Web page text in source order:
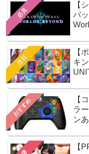
必見
【
パ
注目
【
キ
おすすめ
【
ラ
ン
【